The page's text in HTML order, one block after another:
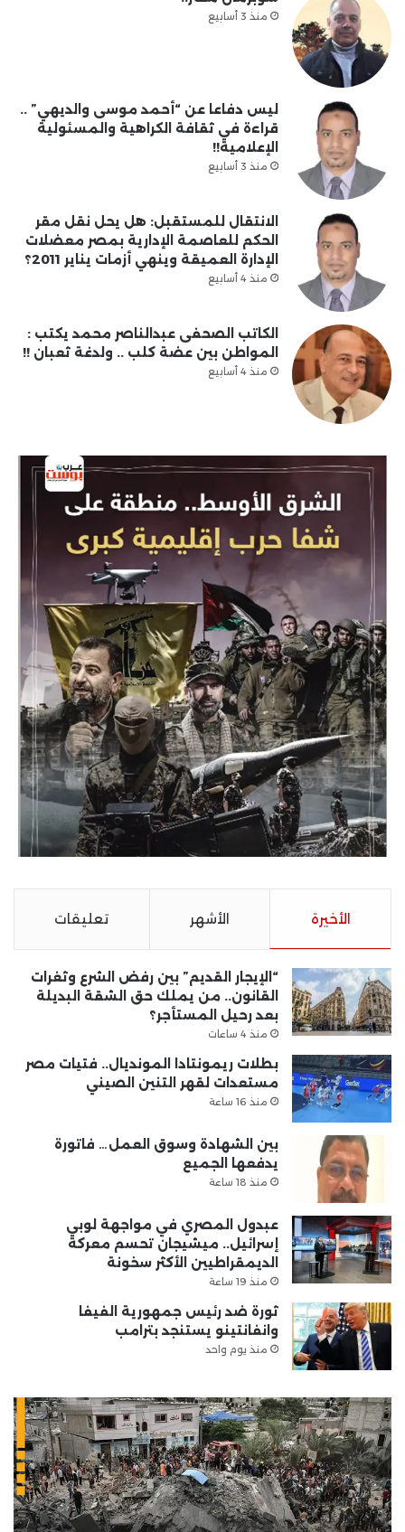
منذ 3 أسابيع
ليس دفاعا عن “أحمد موسى والديهي” ..
قراءة في ثقافة الكراهية والمسئولية
الإعلامية!!
منذ 3 أسابيع
الانتقال للمستقبل: هل يحل نقل مقر
الحكم للعاصمة الإدارية بمصر معضلات
الإدارة العميقة وينهي أزمات يناير 2011؟
منذ 4 أسابيع
الكاتب الصحفى عبدالناصر محمد يكتب :
المواطن بين عضة كلب .. ولدغة ثعبان !!
منذ 4 أسابيع
الأخيرة الأشهر تعليقات
“الإيجار القديم” بين رفض الشرع وثغرات
القانون.. من يملك حق الشقة البديلة
بعد رحيل المستأجر؟
منذ 4 ساعات
بطلات ريمونتادا المونديال.. فتيات مصر
مستعدات لقهر التنين الصيني
منذ 16 ساعة
بين الشهادة وسوق العمل… فاتورة
يدفعها الجميع
منذ 18 ساعة
عبدول المصري في مواجهة لوبي
إسرائيل.. ميشيجان تحسم معركة
الديمقراطيين الأكثر سخونة
منذ 19 ساعة
ثورة ضد رئيس جمهورية الفيفا
وانفانتينو يستنجد بترامب
منذ يوم واحد